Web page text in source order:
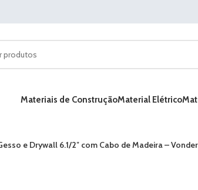
Materiais de ConstruçãoMaterial Elétrico
e Drywall 6.1/2″ com Cabo de Madeira – Vonder